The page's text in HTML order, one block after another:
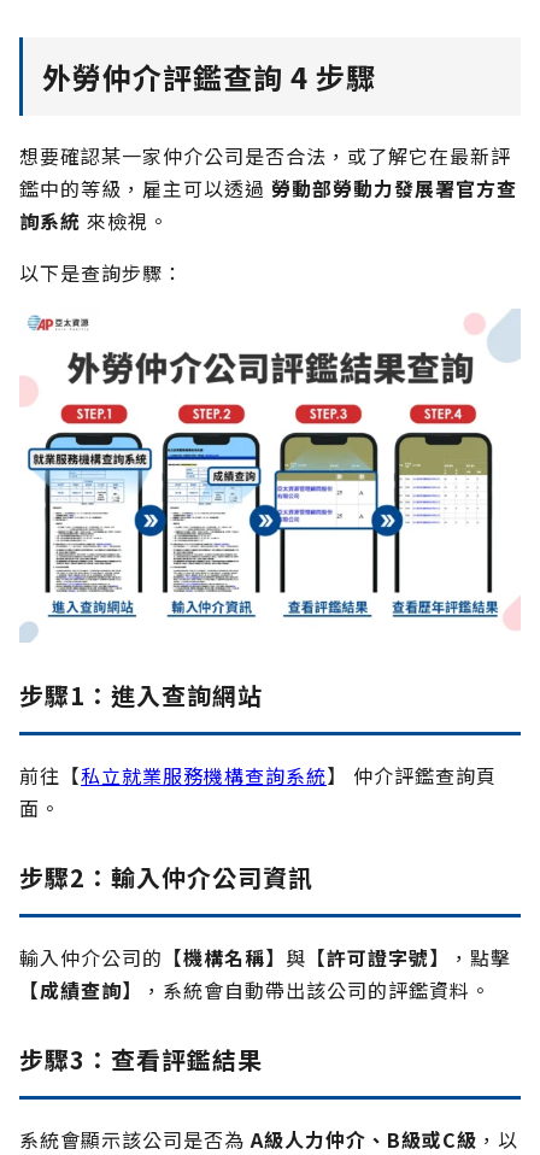
外勞仲介評鑑查詢 4 步驟
想要確認某一家仲介公司是否合法，或了解它在最新評
鑑中的等級，雇主可以透過 勞動部勞動力發展署官方查
詢系統 來檢視。
以下是查詢步驟：
步驟1：進入查詢網站
前往【私立就業服務機構查詢系統】 仲介評鑑查詢頁
面。
步驟2：輸入仲介公司資訊
輸入仲介公司的 【機構名稱】 與 【許可證字號】
，點擊
【成績查詢】
，系統會自動帶出該公司的評鑑資料。
步驟3：查看評鑑結果
系統會顯示該公司是否為 A級人力仲介、B級或C級 ，以